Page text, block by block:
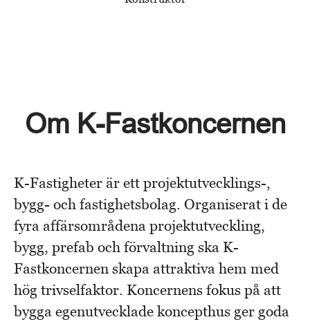
Om K-Fastkoncernen
K-Fastigheter är ett projektutvecklings-,
bygg- och fastighetsbolag. Organiserat i de
fyra affärsområdena projektutveckling,
bygg, prefab och förvaltning ska K-
Fastkoncernen skapa attraktiva hem med
hög trivselfaktor. Koncernens fokus på att
bygga egenutvecklade koncepthus ger goda